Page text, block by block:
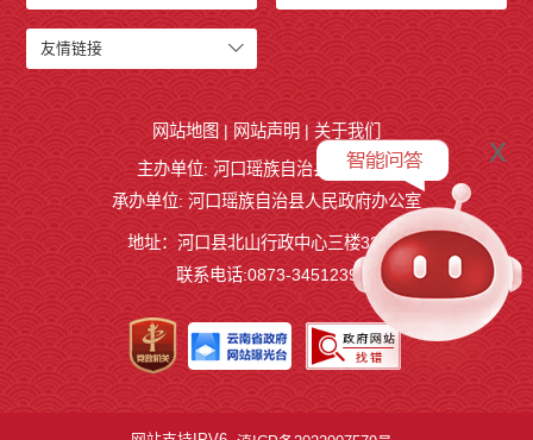
友情链接
网站地图 | 网站声明 | 关于我们
主办单位: 河口瑶族自治县人民政府
承办单位: 河口瑶族自治县人民政府办公室
地址：河口县北山行政中心三楼327室
联系电话:0873-3451239
x